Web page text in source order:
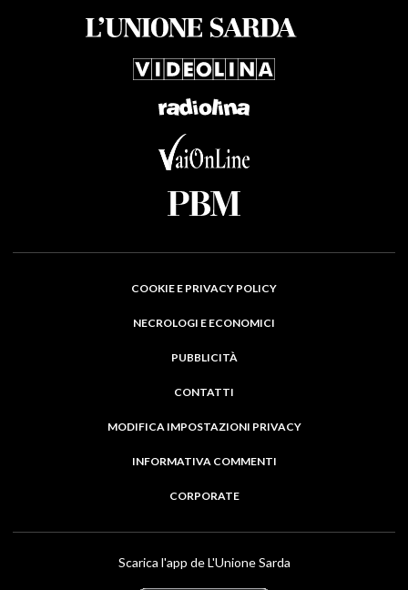
COOKIE E PRIVACY POLICY
NECROLOGI E ECONOMICI
PUBBLICITÀ
CONTATTI
MODIFICA IMPOSTAZIONI PRIVACY
INFORMATIVA COMMENTI
CORPORATE
Scarica l'app de L'Unione Sarda